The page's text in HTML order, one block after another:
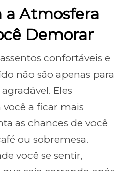
a Atmosfera
Demorar
confortáveis e
não são apenas para
Eles
a ficar mais
as chances de você
ou sobremesa.
você se sentir,